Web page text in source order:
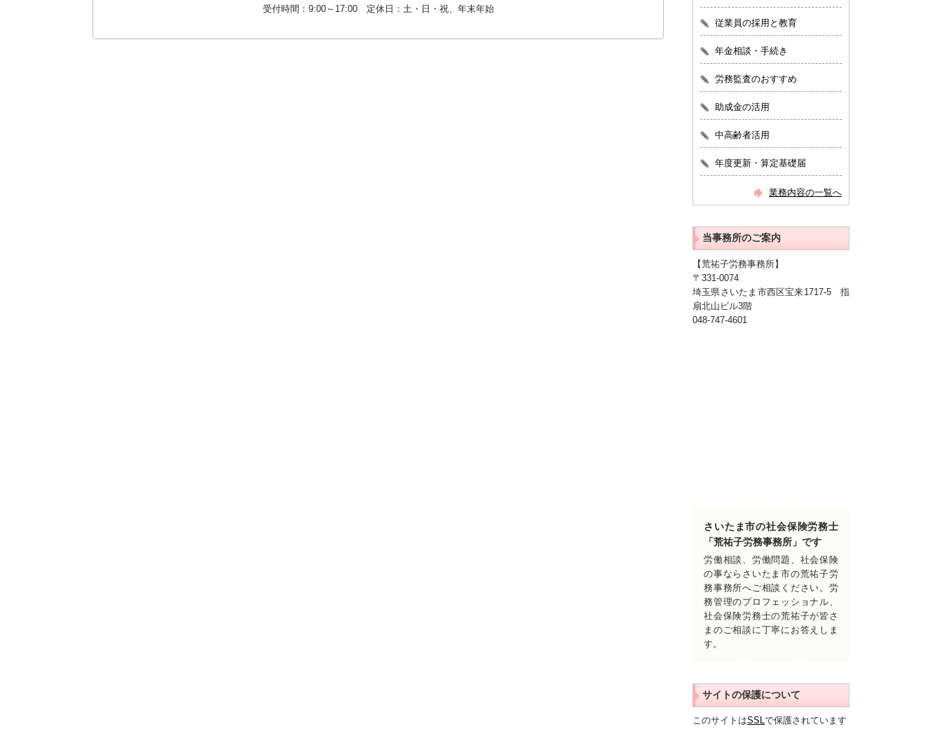
受付時間：9:00～17:00 定休日：土・日・祝、年末年始
従業員の採用と教育
年金相談・手続き
労務監査のおすすめ
助成金の活用
中高齢者活用
年度更新・算定基礎届
業務内容の一覧へ
当事務所のご案内
【荒祐子労務事務所】
〒331-0074
埼玉県さいたま市西区宝来1717-5 指
扇北山ビル3階
048-747-4601
さいたま市の社会保険労務士
「荒祐子労務事務所」です
労働相談、労働問題、社会保険
の事ならさいたま市の荒祐子労
務事務所へご相談ください。労
務管理のプロフェッショナル、
社会保険労務士の荒祐子が皆さ
まのご相談に丁寧にお答えしま
す。
サイトの保護について
このサイトはSSLで保護されています